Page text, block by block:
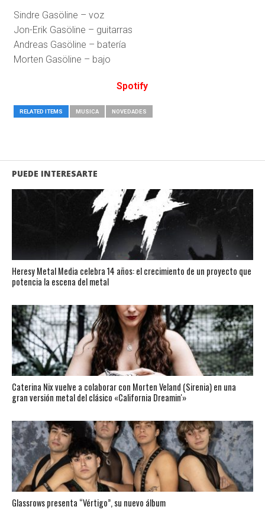
Sindre Gasöline – voz
Jon-Erik Gasöline – guitarras
Andreas Gasöline – batería
Morten Gasöline – bajo
Spotify
RELATED ITEMS MUSICA NOVEDADES
PUEDE INTERESARTE
Heresy Metal Media celebra 14 años: el crecimiento de un proyecto que
potencia la escena del metal
Caterina Nix vuelve a colaborar con Morten Veland (Sirenia) en una
gran versión metal del clásico «California Dreamin'»
Glassrows presenta “Vértigo”, su nuevo álbum